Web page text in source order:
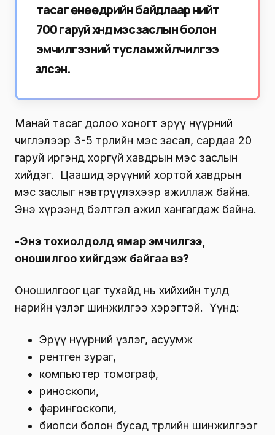
тасаг өнөөдрийн байдлаар нийт
700 гаруй хүнд мэс заслын болон
эмчилгээний тусламж үйлчилгээ
үзүүлсэн.
Манай тасаг долоо хоногт эрүү нүүрний
чиглэлээр 3-5 төрлийн мэс засал, сардаа 20
гаруй иргэнд хоргүй хавдрын мэс заслын
хийдэг. Цаашид эрүүний хортой хавдрын
мэс заслыг нэвтрүүлэхээр ажиллаж байна.
Энэ хүрээнд бэлтгэл ажил хангагдаж байна.
-Энэ тохиолдолд ямар эмчилгээ,
оношилгоо хийгдэж байгаа вэ?
Оношилгоог цаг тухайд нь хийхийн тулд
нарийн үзлэг шинжилгээ хэрэгтэй. Үүнд:
Эрүү нүүрний үзлэг, асуумж
рентген зураг,
компьютер томограф,
риноскопи,
фарингоскопи,
биопси болон бусад төрлийн шинжилгээг